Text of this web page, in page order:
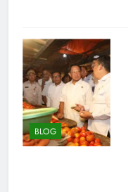
BLOG